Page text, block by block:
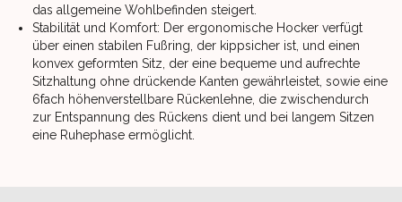
das allgemeine Wohlbefinden steigert.
Stabilität und Komfort: Der ergonomische Hocker verfügt
über einen stabilen Fußring, der kippsicher ist, und einen
konvex geformten Sitz, der eine bequeme und aufrechte
Sitzhaltung ohne drückende Kanten gewährleistet, sowie eine
6fach höhenverstellbare Rückenlehne, die zwischendurch
zur Entspannung des Rückens dient und bei langem Sitzen
eine Ruhephase ermöglicht.